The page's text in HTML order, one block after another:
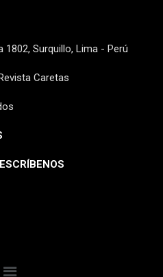
1802, Surquillo, Lima - Perú
Caretas